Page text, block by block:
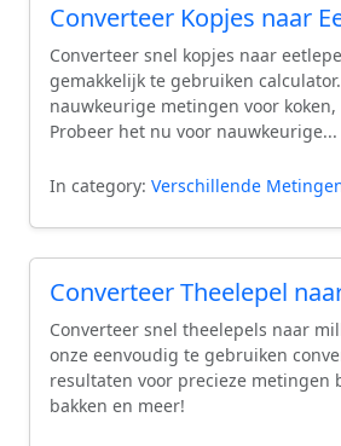
Converteer Kopjes naar
Converteer snel kopjes naar
gemakkelijk te gebruiken
nauwkeurige metingen voor koken,
Probeer het nu voor nauwkeurige...
In category: Verschillende
Converteer Theelepel
Converteer snel theelepels naar
onze eenvoudig te gebruiken
resultaten voor precieze metingen
bakken en meer!